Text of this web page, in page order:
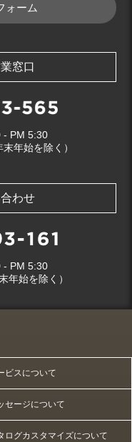
ォーム
窓口
- PM 5:30
年始を除く）
わせ
- PM 5:30
年始を除く）
ビスについて
セージについて
ログカスタマイズについて